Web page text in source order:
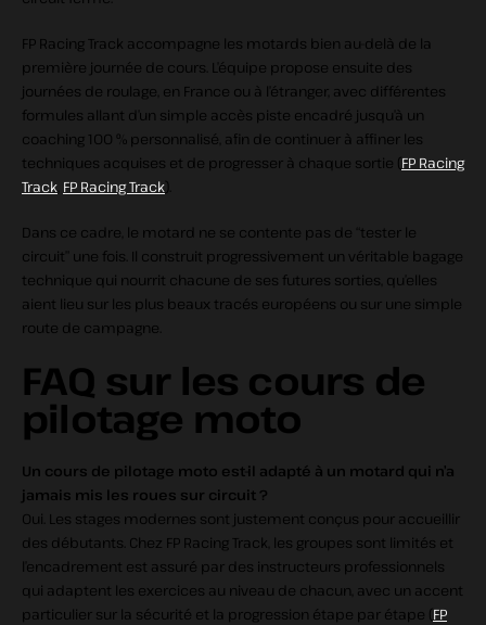
FP Racing Track accompagne les motards bien au‑delà de la
première journée de cours. L’équipe propose ensuite des
journées de roulage, en France ou à l’étranger, avec différentes
formules allant d’un simple accès piste encadré jusqu’à un
coaching 100 % personnalisé, afin de continuer à affiner les
techniques acquises et de progresser à chaque sortie (FP Racing
Track FP Racing Track).
Dans ce cadre, le motard ne se contente pas de “tester le
circuit” une fois. Il construit progressivement un véritable bagage
technique qui nourrit chacune de ses futures sorties, qu’elles
aient lieu sur les plus beaux tracés européens ou sur une simple
route de campagne.
FAQ sur les cours de
pilotage moto
Un cours de pilotage moto est‑il adapté à un motard qui n’a
jamais mis les roues sur circuit ?
Oui. Les stages modernes sont justement conçus pour accueillir
des débutants. Chez FP Racing Track, les groupes sont limités et
l’encadrement est assuré par des instructeurs professionnels
qui adaptent les exercices au niveau de chacun, avec un accent
particulier sur la sécurité et la progression étape par étape (FP